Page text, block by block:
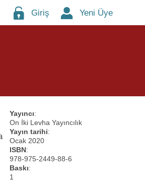
Giriş Yeni Üye
Yayıncı:
On İki Levha Yayıncılık
Yayın tarihi:
Ocak 2020
ISBN:
978-975-2449-88-6
Baskı:
1